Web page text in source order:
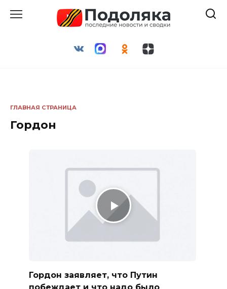
ГЛАВНАЯ СТРАНИЦА
Гордон
Гордон заявляет, что Путин
побеждает и что надо было